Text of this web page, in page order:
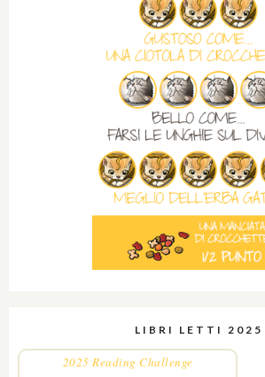
LIBRI LETTI 2025
2025 Reading Challenge